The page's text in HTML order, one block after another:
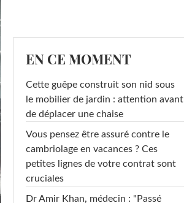
EN CE MOMENT
Cette guêpe construit son nid sous
le mobilier de jardin : attention avant
de déplacer une chaise
Vous pensez être assuré contre le
cambriolage en vacances ? Ces
petites lignes de votre contrat sont
cruciales
Dr Amir Khan, médecin : "Passé